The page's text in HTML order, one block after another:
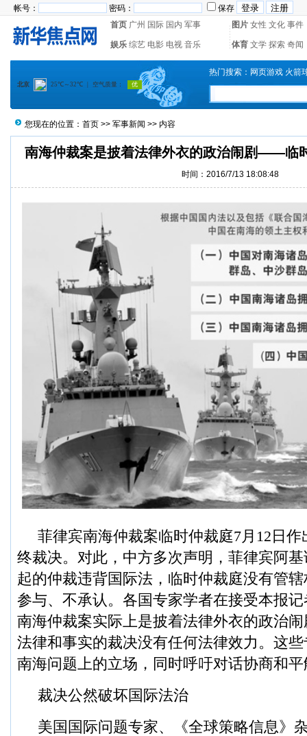
帐号： 密码：
保存
首页 广州 国际 国内 军事 图片 女性 文化 事件
娱乐 综艺 电影 电视 音乐 体育 文学 探索 奇闻
热门搜索： 网页游戏 火箭
您现在的位置： 首页 >> 军事新闻 >> 内容
南海仲裁案是披着法律外衣的政治闹剧——临
时间：2016/7/13 18:08:48
菲律宾南海仲裁案临时仲裁庭7月12日
终裁决。对此，中方多次声明，菲律宾阿
起的仲裁违背国际法，临时仲裁庭没有管
参与、不承认。各国专家学者在接受本报
南海仲裁案实际上是披着法律外衣的政治
法律和事实的裁决没有任何法律效力。这
南海问题上的立场，同时呼吁对话协商和
裁决公然破坏国际法治
美国国际问题专家、《全球策略信息》